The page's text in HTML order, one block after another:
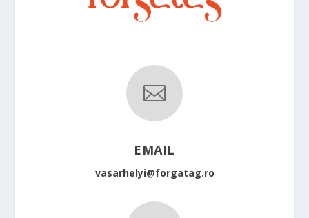

EMAIL
vasarhelyi@forgatag.ro